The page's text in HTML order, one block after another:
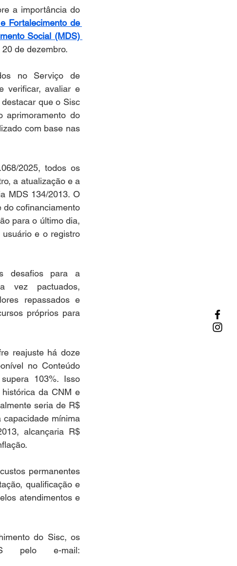
a importância do
Fortalecimento de
Social (MDS)
de dezembro.
no Serviço de
verificar, avaliar e
que o Sisc
aprimoramento do
com base nas
2025, todos os
a atualização e a
MDS 134/2013. O
do cofinanciamento
para o último dia,
e o registro
desafios para a
vez pactuados,
repassados e
próprios para
reajuste há doze
no Conteúdo
103%. Isso
da CNM e
seria de R$
capacidade mínima
alcançaria R$
permanentes
qualificação e
atendimentos e
do Sisc, os